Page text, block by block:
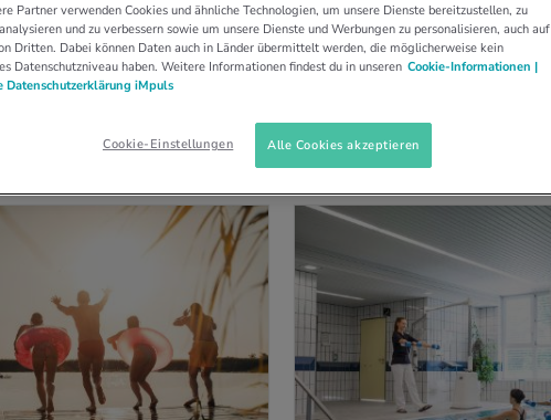
(56)
Partner verwenden Cookies und ähnliche Technologien, um unsere Dienste bereitzustellen, zu
und zu verbessern sowie um unsere Dienste und Werbungen zu personalisieren, auch auf
Dritten. Dabei können Daten auch in Länder übermittelt werden, die möglicherweise kein
Datenschutzniveau haben. Weitere Informationen findest du in unseren Cookie-Informationen |
Datenschutzerklärung iMpuls
Cookie-Einstellungen Alle Cookies akzeptieren